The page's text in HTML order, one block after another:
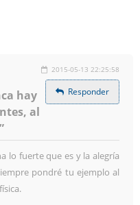
hay
al
2015-05-13 22:25:58
lo fuerte que es y la alegría
pondré tu ejemplo al
Responder